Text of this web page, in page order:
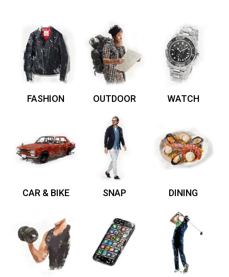
FASHION OUTDOOR WATCH
CAR & BIKE SNAP DINING